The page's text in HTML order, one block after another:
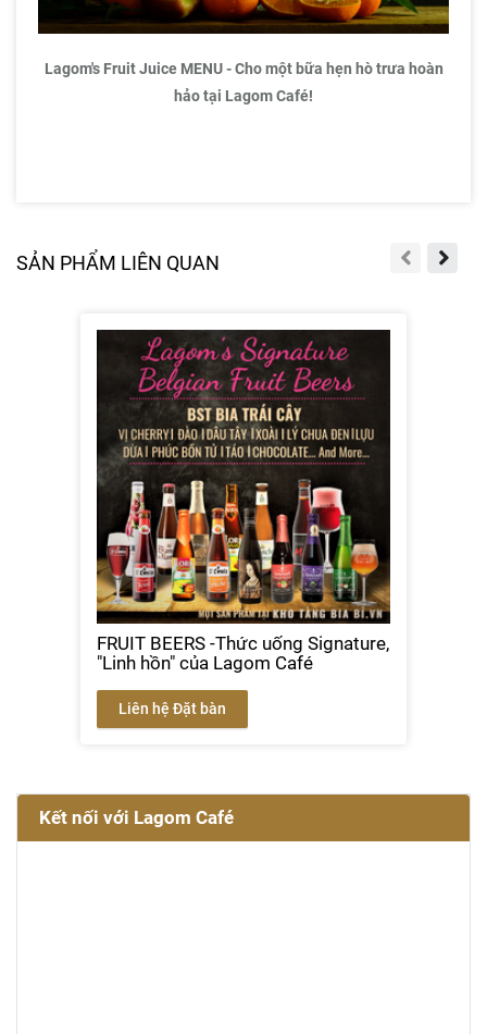
Lagom's Fruit Juice MENU - Cho một bữa hẹn hò trưa hoàn
hảo tại Lagom Café!
SẢN PHẨM LIÊN QUAN
FRUIT BEERS -Thức uống Signature,
"Linh hồn" của Lagom Café
Liên hệ Đặt bàn
Kết nối với Lagom Café